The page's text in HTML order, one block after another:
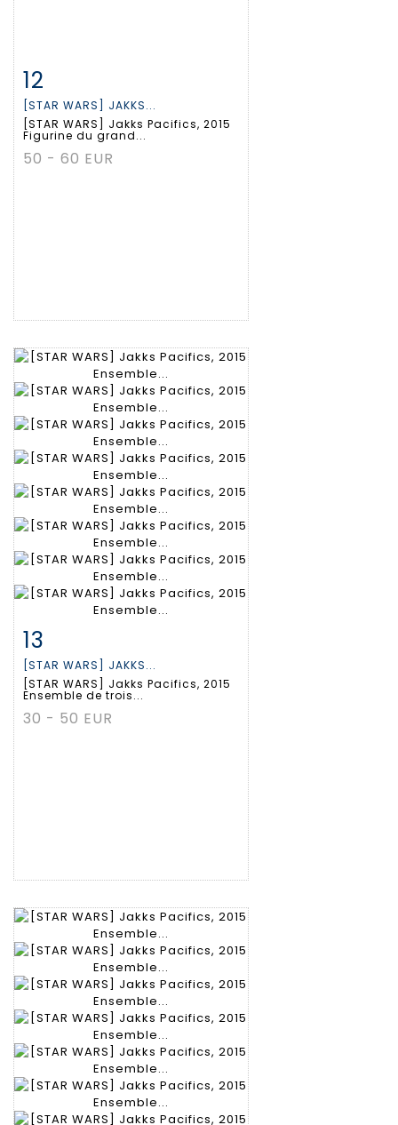
Fiche détaillée
12
[STAR WARS] JAKKS...
[STAR WARS] Jakks Pacifics, 2015
Figurine du grand...
50 - 60 EUR
Fiche détaillée
13
[STAR WARS] JAKKS...
[STAR WARS] Jakks Pacifics, 2015
Ensemble de trois...
30 - 50 EUR